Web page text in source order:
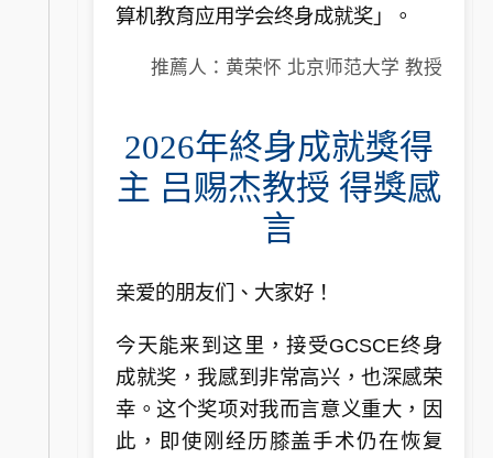
算机教育应用学会终身成就奖」。
推薦人：黄荣怀 北京师范大学 教授
2026年終身成就獎得
主 吕赐杰教授 得獎感
言
亲爱的朋友们、大家好！
今天能来到这里，接受GCSCE终身
成就奖，我感到非常高兴，也深感荣
幸。这个奖项对我而言意义重大，因
此，即使刚经历膝盖手术仍在恢复